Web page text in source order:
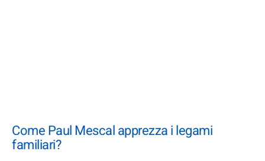
Come Paul Mescal apprezza i legami
familiari?